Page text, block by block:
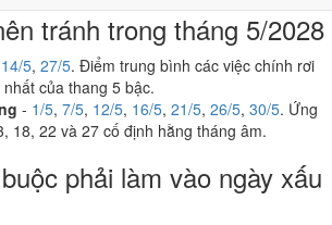
tránh trong tháng 5/2028
14/5, 27/5. Điểm trung bình các việc chính rơi
của thang 5 bậc.
- 1/5, 7/5, 12/5, 16/5, 21/5, 26/5, 30/5. Ứng
18, 22 và 27 cố định hằng tháng âm.
phải làm vào ngày xấu